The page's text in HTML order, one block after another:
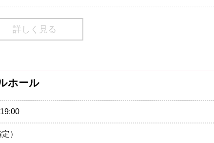
が必要となります。未就学児の入場はお断りいたします。
/ little oasis / AIR FLAG Inc
詳しく見る
ホール
）